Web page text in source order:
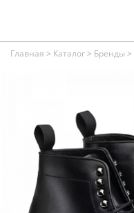
Главная > Каталог> Бренды >